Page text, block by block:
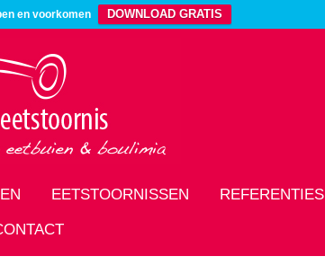
en voorkomen DOWNLOAD GRATIS
EETSTOORNISSEN REFERENTIES